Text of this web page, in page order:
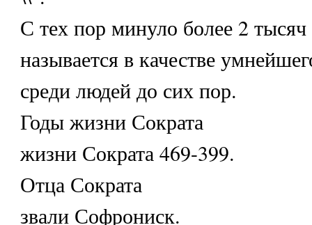
С тех пор минуло более 2
называется в качестве
среди людей до сих пор.
Годы жизни Сократа
жизни Сократа 469-399.
Отца Сократа
звали Софрониск.